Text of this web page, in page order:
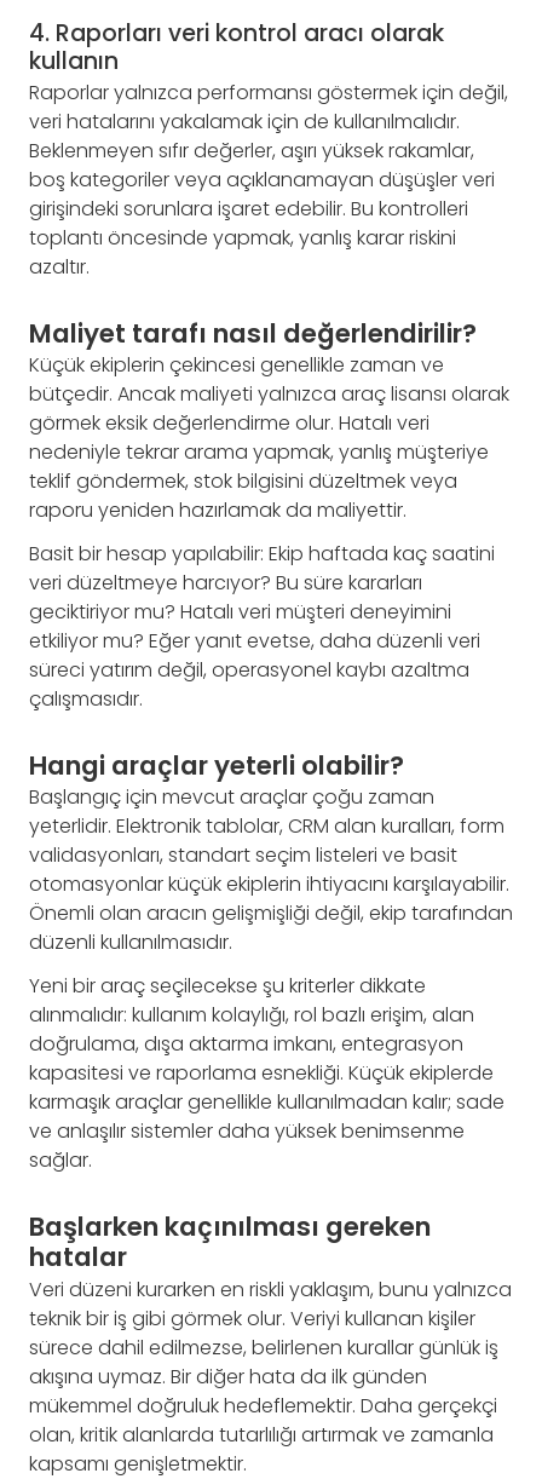
4. Raporları veri kontrol aracı olarak
kullanın
Raporlar yalnızca performansı göstermek için değil,
veri hatalarını yakalamak için de kullanılmalıdır.
Beklenmeyen sıfır değerler, aşırı yüksek rakamlar,
boş kategoriler veya açıklanamayan düşüşler veri
girişindeki sorunlara işaret edebilir. Bu kontrolleri
toplantı öncesinde yapmak, yanlış karar riskini
azaltır.
Maliyet tarafı nasıl değerlendirilir?
Küçük ekiplerin çekincesi genellikle zaman ve
bütçedir. Ancak maliyeti yalnızca araç lisansı olarak
görmek eksik değerlendirme olur. Hatalı veri
nedeniyle tekrar arama yapmak, yanlış müşteriye
teklif göndermek, stok bilgisini düzeltmek veya
raporu yeniden hazırlamak da maliyettir.
Basit bir hesap yapılabilir: Ekip haftada kaç saatini
veri düzeltmeye harcıyor? Bu süre kararları
geciktiriyor mu? Hatalı veri müşteri deneyimini
etkiliyor mu? Eğer yanıt evetse, daha düzenli veri
süreci yatırım değil, operasyonel kaybı azaltma
çalışmasıdır.
Hangi araçlar yeterli olabilir?
Başlangıç için mevcut araçlar çoğu zaman
yeterlidir. Elektronik tablolar, CRM alan kuralları, form
validasyonları, standart seçim listeleri ve basit
otomasyonlar küçük ekiplerin ihtiyacını karşılayabilir.
Önemli olan aracın gelişmişliği değil, ekip tarafından
düzenli kullanılmasıdır.
Yeni bir araç seçilecekse şu kriterler dikkate
alınmalıdır: kullanım kolaylığı, rol bazlı erişim, alan
doğrulama, dışa aktarma imkanı, entegrasyon
kapasitesi ve raporlama esnekliği. Küçük ekiplerde
karmaşık araçlar genellikle kullanılmadan kalır; sade
ve anlaşılır sistemler daha yüksek benimsenme
sağlar.
Başlarken kaçınılması gereken
hatalar
Veri düzeni kurarken en riskli yaklaşım, bunu yalnızca
teknik bir iş gibi görmek olur. Veriyi kullanan kişiler
sürece dahil edilmezse, belirlenen kurallar günlük iş
akışına uymaz. Bir diğer hata da ilk günden
mükemmel doğruluk hedeflemektir. Daha gerçekçi
olan, kritik alanlarda tutarlılığı artırmak ve zamanla
kapsamı genişletmektir.